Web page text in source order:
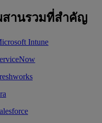
สานรวมที่สำคัญ
Intune